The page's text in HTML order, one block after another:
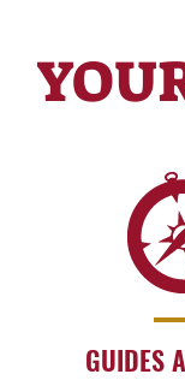
GUIDES